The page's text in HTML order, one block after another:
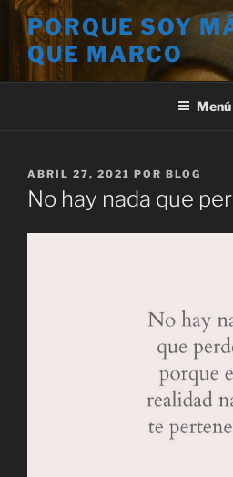
Saltar
contenido
PORQUE SOY
QUE MARCO
Menú
PUBLICADO
EL
ABRIL 27, 2021 POR BLOG
No hay nada que